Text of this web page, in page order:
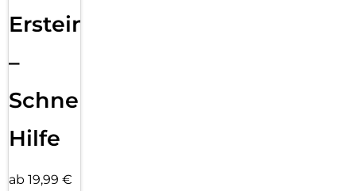
Ersteinrichtung
–
Schnelle
Hilfe
ab 19,99 €